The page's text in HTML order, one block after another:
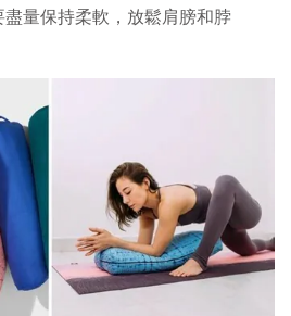
量保持柔軟，放鬆肩膀和脖